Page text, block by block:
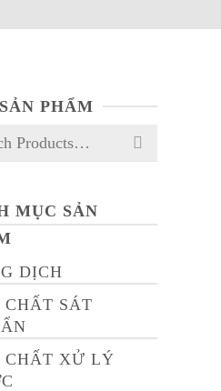
PHẨM
MỤC SẢN
DỊCH
CHẤT SÁT
CHẤT XỬ LÝ